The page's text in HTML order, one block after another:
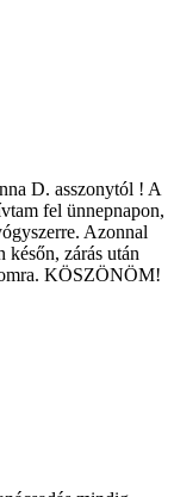
D. asszonytól ! A
fel ünnepnapon,
Azonnal
későn, zárás után
KÖSZÖNÖM!